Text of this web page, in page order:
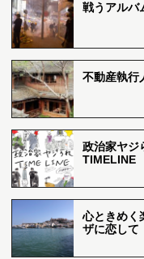
戦うアルバ
不動産執行
政治家ヤジ
TIMELINE
心ときめく
ザに恋して